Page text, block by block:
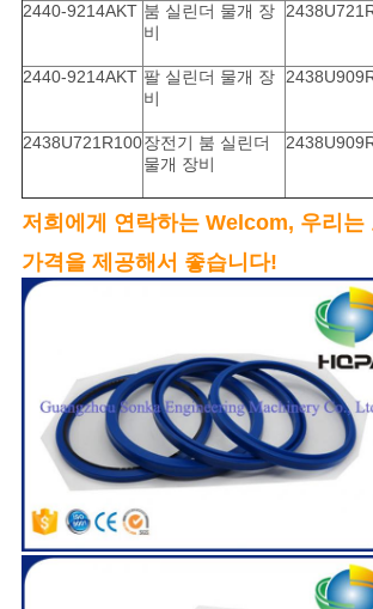
2440-9214AKT 붐 실린더 물개 장
비
2440-9214AKT 팔 실린더 물개 장
비
2438U721R100장전기 붐 실린더
물개 장비
저희에게 연락하는 Welcom, 우리는
가격을 제공해서 좋습니다!